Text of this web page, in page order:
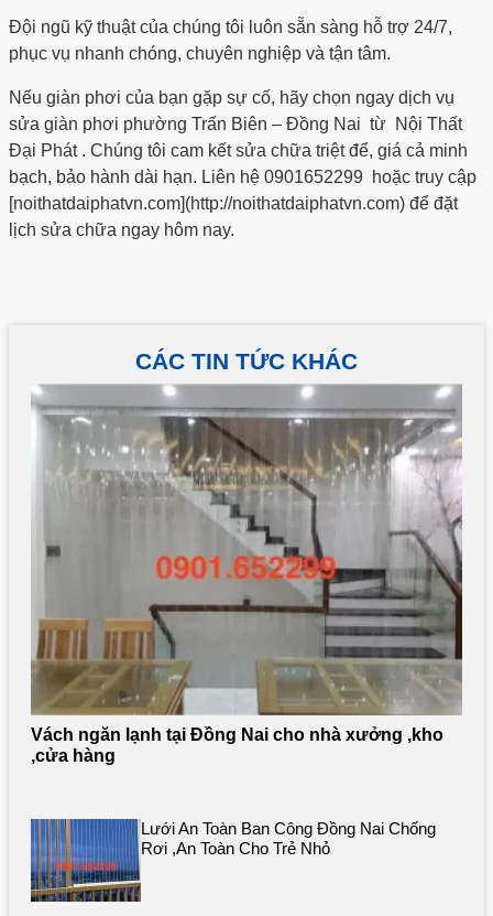
Đội ngũ kỹ thuật của chúng tôi luôn sẵn sàng hỗ trợ 24/7,
phục vụ nhanh chóng, chuyên nghiệp và tận tâm.
Nếu giàn phơi của bạn gặp sự cố, hãy chọn ngay dịch vụ
sửa giàn phơi phường Trấn Biên – Đồng Nai từ Nội Thất
Đại Phát . Chúng tôi cam kết sửa chữa triệt để, giá cả minh
bạch, bảo hành dài hạn. Liên hệ 0901652299 hoặc truy cập
[noithatdaiphatvn.com](http://noithatdaiphatvn.com) để đặt
lịch sửa chữa ngay hôm nay.
CÁC TIN TỨC KHÁC
Vách ngăn lạnh tại Đồng Nai cho nhà xưởng ,kho
,cửa hàng
Lưới An Toàn Ban Công Đồng Nai Chống
Rơi ,an Toàn Cho Trẻ Nhỏ